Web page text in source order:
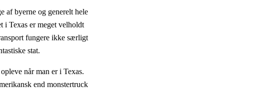
af byerne og generelt hele
i Texas er meget velholdt
fungere ikke særligt
stat.
når man er i Texas.
end monstertruck